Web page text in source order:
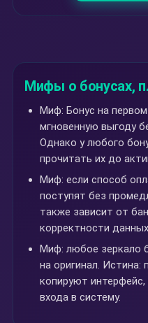
Мифы о бонусах,
Миф: Бонус на
мгновенную выгоду
Однако у любого
прочитать их до
Миф: если способ
поступят без
также зависит от
корректности
Миф: любое зеркало
на оригинал.
копируют
входа в систему.